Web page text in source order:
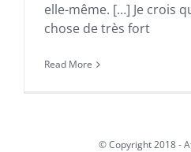
elle-même. […] Je crois
chose de très fort
Read More
© Copyright 2018 -